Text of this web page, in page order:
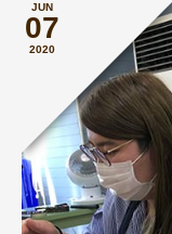
JUN
07
2020